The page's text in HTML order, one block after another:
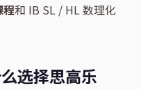
程和 IB SL / HL 数理化
选择思高乐